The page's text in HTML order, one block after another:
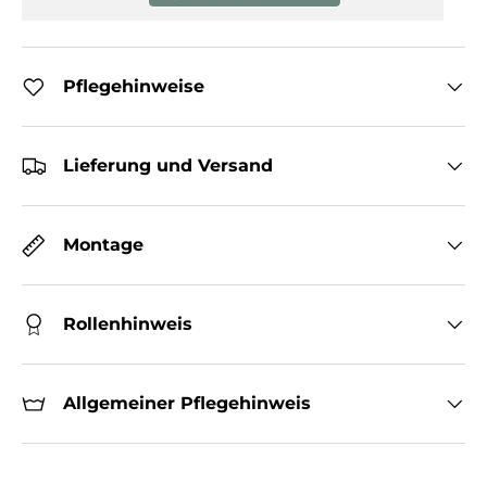
Pflegehinweise
Lieferung und Versand
Montage
Rollenhinweis
Allgemeiner Pflegehinweis